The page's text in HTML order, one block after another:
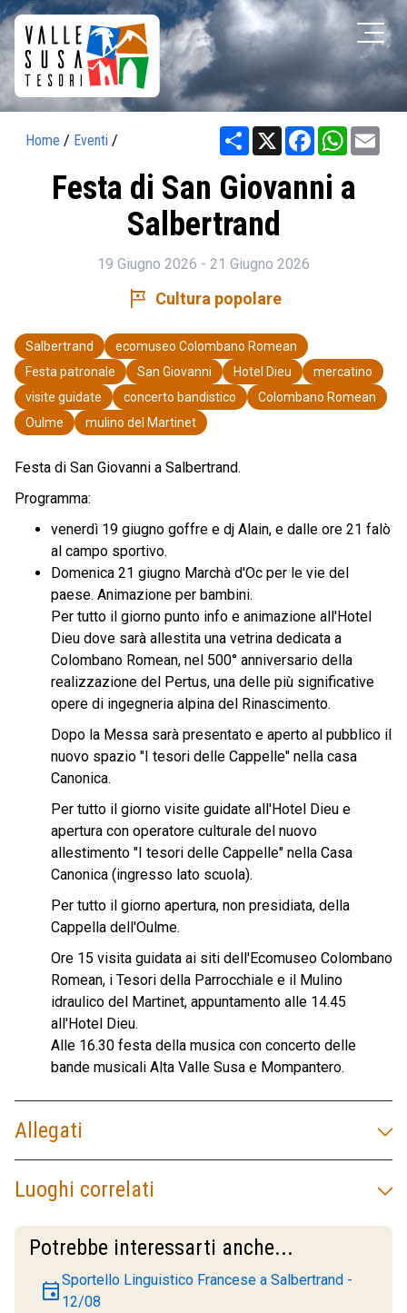
Home / Eventi / Share X Facebook
Festa di San Giovanni a
Salbertrand
19 Giugno 2026 - 21 Giugno 2026
tour Cultura popolare
Salbertrand
ecomuseo Colombano Romean
Festa patronale
San Giovanni Hotel Dieu
mercatino
visite guidate
concerto bandistico
Colombano Romean
Oulme
mulino del Martinet
Festa di San Giovanni a Salbertrand.
Programma:
venerdì 19 giugno goffre e dj Alain, e dalle ore 21 falò
al campo sportivo.
Domenica 21 giugno Marchà d'Oc per le vie del
paese. Animazione per bambini.
Per tutto il giorno punto info e animazione all'Hotel
Dieu dove sarà allestita una vetrina dedicata a
Colombano Romean, nel 500° anniversario della
realizzazione del Pertus, una delle più significative
opere di ingegneria alpina del Rinascimento.
Dopo la Messa sarà presentato e aperto al pubblico il
nuovo spazio "I tesori delle Cappelle" nella casa
Canonica.
Per tutto il giorno visite guidate all'Hotel Dieu e
apertura con operatore culturale del nuovo
allestimento "I tesori delle Cappelle" nella Casa
Canonica (ingresso lato scuola).
Per tutto il giorno apertura, non presidiata, della
Cappella dell'Oulme.
Ore 15 visita guidata ai siti dell'Ecomuseo Colombano
Romean, i Tesori della Parrocchiale e il Mulino
idraulico del Martinet, appuntamento alle 14.45
all'Hotel Dieu.
Alle 16.30 festa della musica con concerto delle
bande musicali Alta Valle Susa e Mompantero.
Allegati
Luoghi correlati
Potrebbe interessarti anche...
eventSportello Linguistico Francese a Salbertrand -
12/08